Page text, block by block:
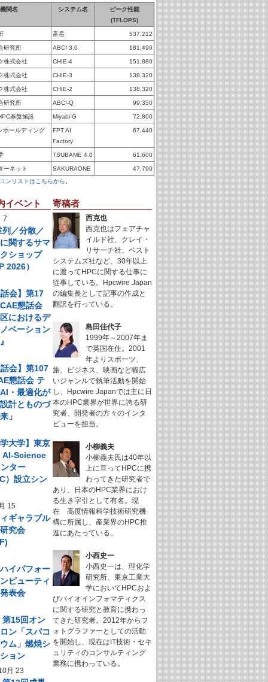
機関名 システム名
ピーク性能
(TFLOPS)
富岳 537,212
研究所 ABCI 3.0 181,490
株式会社 CHIE-4 151,880
株式会社 CHIE-3 138,320
株式会社 CHIE-2 138,320
研究所 ABCI-Q 99,350
基盤施設 Miyabi-G 72,800
ホールディング
FPT AI
Factory
67,440
TSUBAME 4.0 61,600
ーネット SAKURAONE
47,790
ンリストはこちらから
イベント
7
／分散／
関するサマ
ショップ
2026）
会】第17
懇話会
におけるデ
ベーション
会】第107
懇話会 テ
・最適化が
計とものづ
」
大学】東京
AI-Science
ター
）設立シン
15
ギャラブル
究会
イパフォー
ピューティ
表会
第15回オン
ン「スパコ
ム」燃焼シ
ョン
月 23
寄稿者
西克也
西克也はフェアチャ
イルド社、クレイ・
リサーチ社、ベスト
システムズ社など、30年以上
に渡ってHPCに関する仕事に
従事している。Hpcwire Japan
の編集長として記事の作成と
翻訳を行っている。
島田佳代子
1999年～2007年ま
で英国在住。2001
年よりスポーツ、
旅、ビジネス、映画など幅広
いジャンルで執筆活動を開始
し、Hpcwire Japanでは主に日
本のHPC業界が世界に誇る研
究者、開発者の方々のインタ
ビューを担当。
小柳義夫
小柳義夫氏は40年以
上に亘ってHPCに携
わってきた研究者で
あり、日本のHPC業界におけ
る生き字引として有名。現
在 高度情報科学技術研究機
構に所属し、産業界のHPC推
進にあたっている。
小西史一
小西史一は、理化学
研究所、東京工業大
学においてHPCおよ
びバイオインフォマティクス
に関する研究と教育に携わっ
てきた研究者。2012年からフ
ォトグラファーとしての活動
を開始し、現在はIT技術・セキ
ュリティのコンサルティング
業務に携わっている。